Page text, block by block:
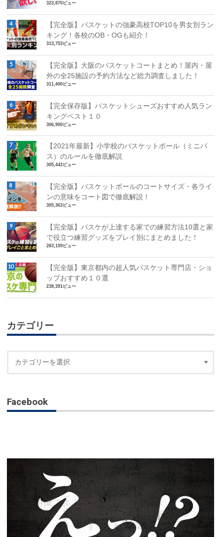
323,870ビュー
【完全版】バスケットの強豪高校TOP10を男女別ラン
キング！各校のOB・OGも紹介！
313,753ビュー
【完全版】大阪のバスケットコートまとめ！屋内・屋
外の全25施設の予約方法など総力調査しました！
311,400ビュー
【完全保存版】バスケットシューズおすすめ人気ラン
キングベスト１０
306,900ビュー
【2021年最新】小学校のバスケットボール（ミニバ
ス）のルールを徹底解説
305,442ビュー
【完全版】バスケットボールのコートサイズ・各ライ
ンの意味をコート図で徹底解説！
305,363ビュー
【完全版】バスケが上達する家での練習方法10選と家
で役立つ練習グッズをプレイ別にまとめました！
283,159ビュー
【完全版】東京都内の超人気バスケット専門店・ショ
ップおすすめ１０選
238,391ビュー
カテゴリー
Facebook